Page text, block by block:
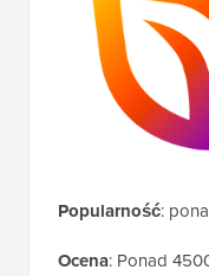
Popularność:
Ocena: Ponad